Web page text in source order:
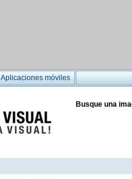
Aplicaciones móviles
Busque una